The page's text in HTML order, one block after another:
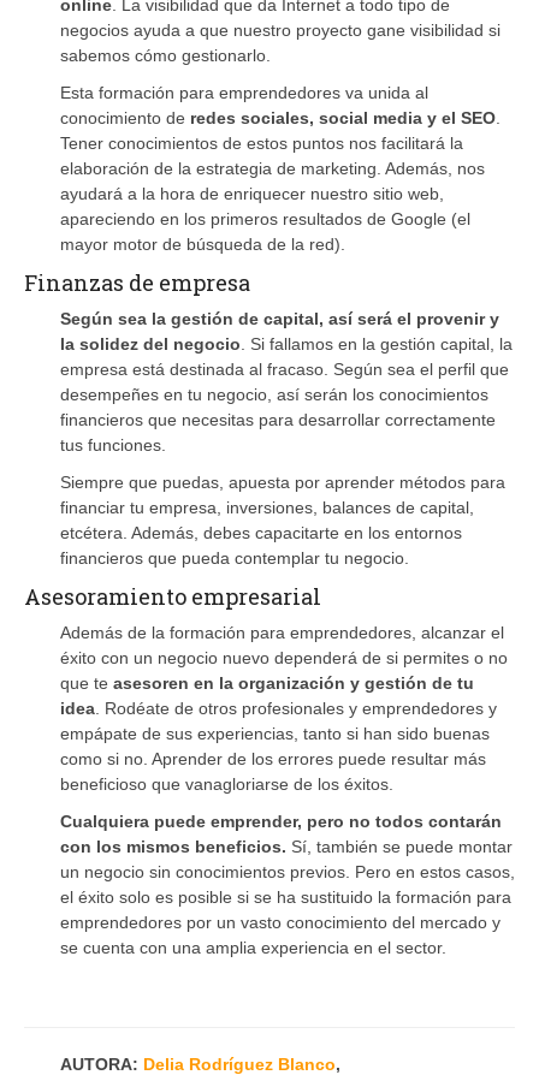
online . La visibilidad que da Internet a todo tipo de
negocios ayuda a que nuestro proyecto gane visibilidad si
sabemos cómo gestionarlo.
Esta formación para emprendedores va unida al
conocimiento de redes sociales, social media y el SEO
Tener conocimientos de estos puntos nos facilitará la
elaboración de la estrategia de marketing. Además, nos
ayudará a la hora de enriquecer nuestro sitio web,
apareciendo en los primeros resultados de Google (el
mayor motor de búsqueda de la red).
Finanzas de empresa
Según sea la gestión de capital, así será el provenir y
la solidez del negocio . Si fallamos en la gestión capital, la
empresa está destinada al fracaso. Según sea el perfil que
desempeñes en tu negocio, así serán los conocimientos
financieros que necesitas para desarrollar correctamente
tus funciones.
Siempre que puedas, apuesta por aprender métodos para
financiar tu empresa, inversiones, balances de capital,
etcétera. Además, debes capacitarte en los entornos
financieros que pueda contemplar tu negocio.
Asesoramiento empresarial
Además de la formación para emprendedores, alcanzar el
éxito con un negocio nuevo dependerá de si permites o no
que te asesoren en la organización y gestión de tu
idea . Rodéate de otros profesionales y emprendedores y
empápate de sus experiencias, tanto si han sido buenas
como si no. Aprender de los errores puede resultar más
beneficioso que vanagloriarse de los éxitos.
Cualquiera puede emprender, pero no todos contarán
con los mismos beneficios. Sí, también se puede montar
un negocio sin conocimientos previos. Pero en estos casos,
el éxito solo es posible si se ha sustituido la formación para
emprendedores por un vasto conocimiento del mercado y
se cuenta con una amplia experiencia en el sector.
AUTORA: Delia Rodríguez Blanco,